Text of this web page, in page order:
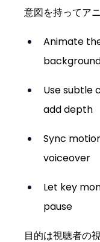
意図を持ってア
Animate
Use subtle
add depth
Sync
voiceover
Let key
pause
目的は視聴者の